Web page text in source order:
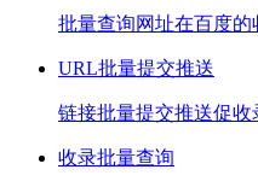
批量查询网址在百度的
URL批量提交推送
链接批量提交推送促收
收录批量查询